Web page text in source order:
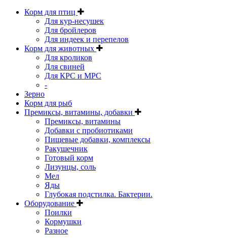
Корм для птиц
Для кур-несушек
Для бройлеров
Для индеек и перепелов
Корм для животных
Для кроликов
Для свиней
Для КРС и МРС
-
Зерно
Корм для рыб
Премиксы, витамины, добавки
Премиксы, витамины
Добавки с пробиотиками
Пищевые добавки, комплексы
Ракушечник
Готовый корм
Лизунцы, соль
Мел
Яды
Глубокая подстилка. Бактерии.
Оборудование
Поилки
Кормушки
Разное